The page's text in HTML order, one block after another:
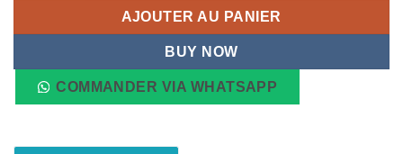
AJOUTER AU PANIER
BUY NOW
COMMANDER VIA WHATSAPP